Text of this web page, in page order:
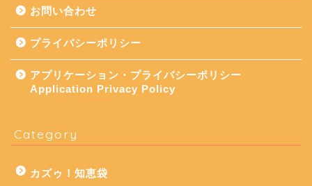
お問い合わせ
プライバシーポリシー
アプリケーション・プライバシーポリシー
Application Privacy Policy
Category
カズゥ！知恵袋